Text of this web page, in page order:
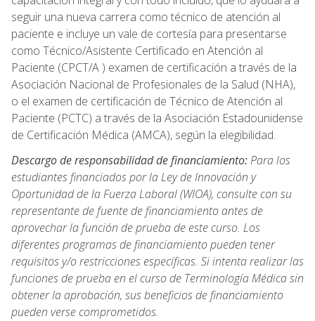
seguir una nueva carrera como técnico de atención al
paciente e incluye un vale de cortesía para presentarse
como Técnico/Asistente Certificado en Atención al
Paciente (CPCT/A ) examen de certificación a través de la
Asociación Nacional de Profesionales de la Salud (NHA),
o el examen de certificación de Técnico de Atención al
Paciente (PCTC) a través de la Asociación Estadounidense
de Certificación Médica (AMCA), según la elegibilidad.
Descargo de responsabilidad de financiamiento:Para los
estudiantes financiados por la Ley de Innovación y
Oportunidad de la Fuerza Laboral (WIOA), consulte con su
representante de fuente de financiamiento antes de
aprovechar la función de prueba de este curso. Los
diferentes programas de financiamiento pueden tener
requisitos y/o restricciones específicas. Si intenta realizar las
funciones de prueba en el curso de Terminología Médica sin
obtener la aprobación, sus beneficios de financiamiento
pueden verse comprometidos.